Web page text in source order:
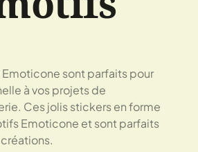
sont parfaits pour
à vos projets de
Ces jolis stickers en forme
Emoticone et sont parfaits